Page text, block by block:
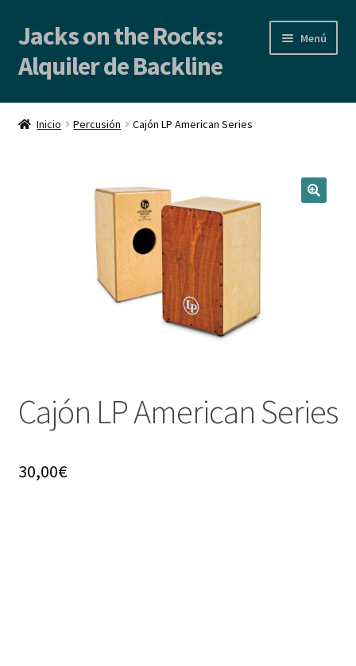
Ir
a
la
Ir
al
contenido
Jacks on the Rocks:
Alquiler de Backline
Menú
Inicio
Locales de Ensayo
Inicio Percusión Cajón LP American Series
Cajón LP American Series
30,00€